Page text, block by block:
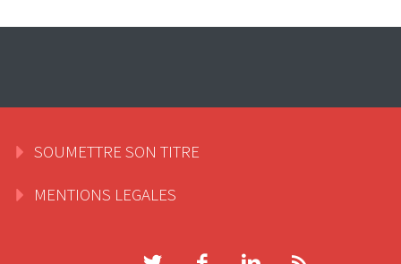
SOUMETTRE SON TITRE
MENTIONS LEGALES